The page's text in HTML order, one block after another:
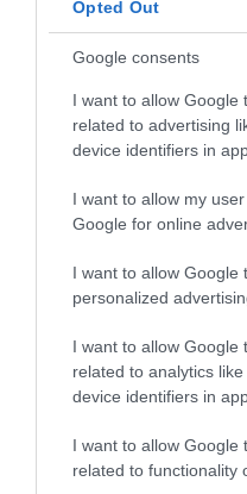
Opted Out
Google consents
I want to allow Google
related to advertising
device identifiers in
I want to allow my
Google for online
I want to allow Google
personalized
I want to allow Google
related to analytics
device identifiers in
I want to allow Google
related to functionality